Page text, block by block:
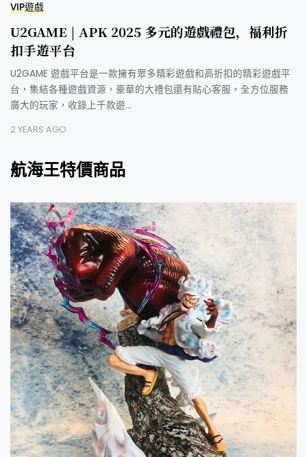
VIP遊戲
U2GAME | APK 2025 多元的遊戲禮包，福利折
扣手遊平台
U2GAME 遊戲平台是一款擁有眾多精彩遊戲和高折扣的精彩遊戲平
台，集結各種遊戲資源，豪華的大禮包還有貼心客服，全方位服務
廣大的玩家，收錄上千款遊…
2 YEARS AGO
航海王特價商品